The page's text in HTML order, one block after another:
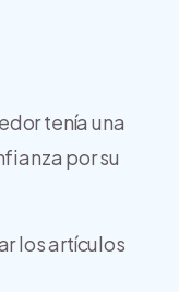
tenía una
por su
los artículos